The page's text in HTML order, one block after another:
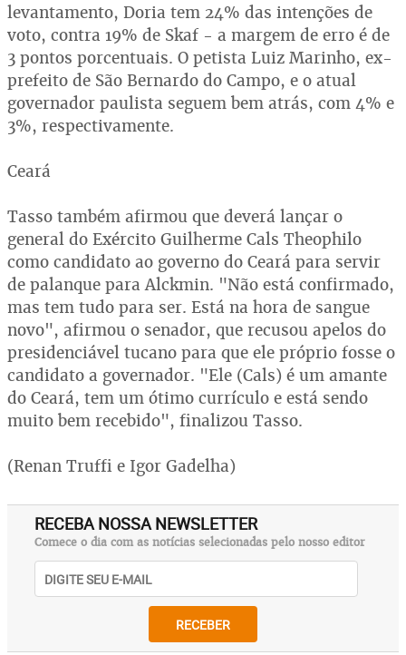
levantamento, Doria tem 24% das intenções de
voto, contra 19% de Skaf - a margem de erro é de
3 pontos porcentuais. O petista Luiz Marinho, ex-
prefeito de São Bernardo do Campo, e o atual
governador paulista seguem bem atrás, com 4% e
3%, respectivamente.
Ceará
Tasso também afirmou que deverá lançar o
general do Exército Guilherme Cals Theophilo
como candidato ao governo do Ceará para servir
de palanque para Alckmin. "Não está confirmado,
mas tem tudo para ser. Está na hora de sangue
novo", afirmou o senador, que recusou apelos do
presidenciável tucano para que ele próprio fosse o
candidato a governador. "Ele (Cals) é um amante
do Ceará, tem um ótimo currículo e está sendo
muito bem recebido", finalizou Tasso.
(Renan Truffi e Igor Gadelha)
RECEBA NOSSA NEWSLETTER
Comece o dia com as notícias selecionadas pelo nosso editor
RECEBER